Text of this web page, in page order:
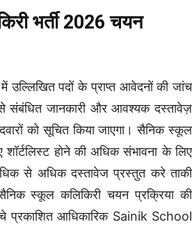
भर्ती 2026 चयन
उल्लिखित पदों के प्राप्त आवेदनों की जांच
से संबंधित जानकारी और आवश्यक दस्तावेज़
को सूचित किया जाएगा। सैनिक स्कूल
शॉर्टलिस्ट होने की अधिक संभावना के लिए
से अधिक दस्तावेज प्रस्तुत करे ताकी
स्कूल कलिकिरी चयन प्रक्रिया की
प्रकाशित आधिकारिक Sainik School